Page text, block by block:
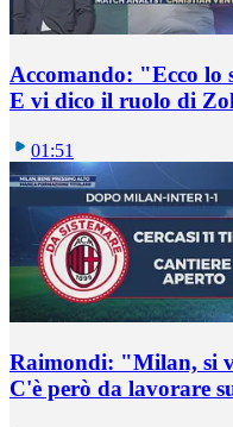
Accomando: "Ecco lo
E vi dico il ruolo di
01:51
Raimondi: "Milan, si
C'è però da lavorare